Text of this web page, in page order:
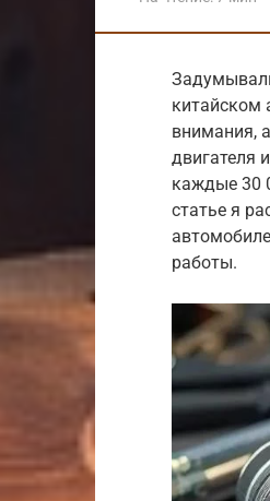
китайском
внимания,
двигателя
каждые 30
статье я
работы.